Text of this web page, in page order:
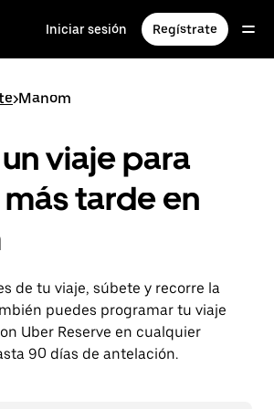
Iniciar sesión Regístrate
>Manom
viaje para
tarde en
de tu viaje, súbete y recorre la
puedes programar tu viaje
Uber Reserve en cualquier
90 días de antelación.